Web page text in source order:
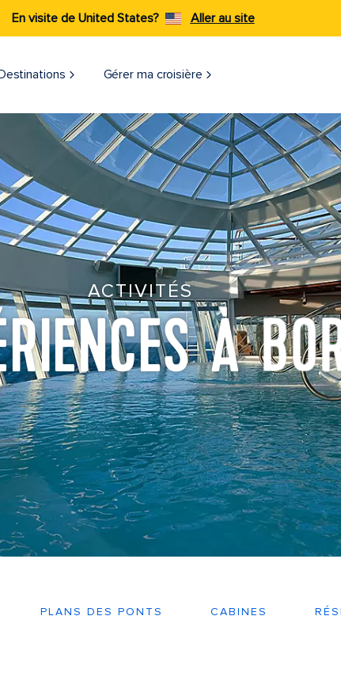
En visite de United States? Aller au site
Gérer ma croisière
ACTIVITÉS
À
PLANS DES PONTS CABINES